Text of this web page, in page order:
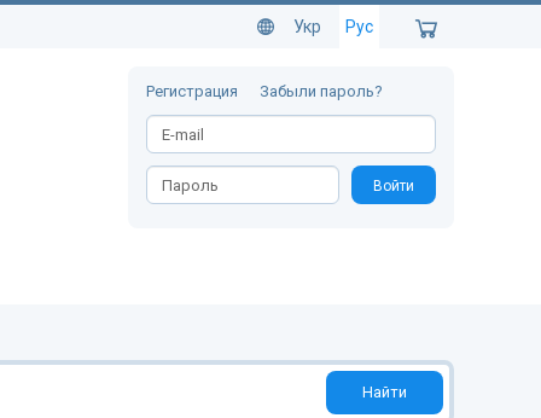
Укр Рус
Регистрация Забыли пароль?
Войти
Найти